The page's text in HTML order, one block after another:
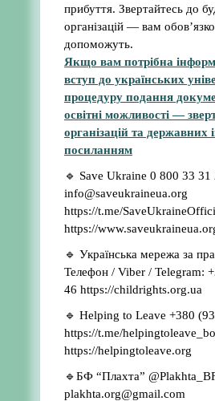
прибуття. Звертайтесь до
організацій — вам
допоможуть.
Якщо вам потрібна
вступ до українських
процедуру подання
освітні можливості —
організацій та державних
посиланням
🔹 Save Ukraine 0 800 33 31
info@saveukraineua.org
https://t.me/
https://
🔹 Українська мережа за
Телефон / Viber / Telegram:
46 https://childrights.org.ua
🔹 Helping to Leave +380
https://t.me/
https://helpingtoleave.org
🔹БФ “Плахта”
plakhta.org@gmail.com